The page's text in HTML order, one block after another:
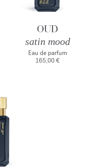
OUD
satin mood
Eau de parfum
165,00 €